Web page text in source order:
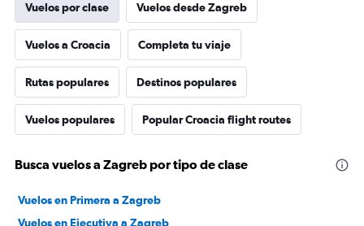
Vuelos por clase Vuelos desde Zagreb
Vuelos a Croacia Completa tu viaje
Rutas populares Destinos populares
Vuelos populares Popular Croacia flight routes
Busca vuelos a Zagreb por tipo de clase
Vuelos en Primera a Zagreb
Vuelos en Ejecutiva a Zagreb